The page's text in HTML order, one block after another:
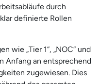
durch
definierte Rollen
wie „Tier 1“, „NOC“ und
Anfang an entsprechend
zugewiesen. Dies